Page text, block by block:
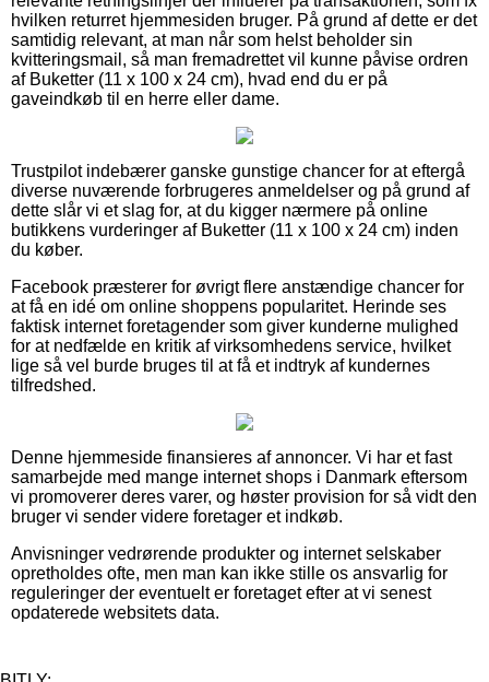
hvilken returret hjemmesiden bruger. På grund af dette er det
samtidig relevant, at man når som helst beholder sin
kvitteringsmail, så man fremadrettet vil kunne påvise ordren
af Buketter (11 x 100 x 24 cm), hvad end du er på
gaveindkøb til en herre eller dame.
Trustpilot indebærer ganske gunstige chancer for at eftergå
diverse nuværende forbrugeres anmeldelser og på grund af
dette slår vi et slag for, at du kigger nærmere på online
butikkens vurderinger af Buketter (11 x 100 x 24 cm) inden
du køber.
Facebook præsterer for øvrigt flere anstændige chancer for
at få en idé om online shoppens popularitet. Herinde ses
faktisk internet foretagender som giver kunderne mulighed
for at nedfælde en kritik af virksomhedens service, hvilket
lige så vel burde bruges til at få et indtryk af kundernes
tilfredshed.
Denne hjemmeside finansieres af annoncer. Vi har et fast
samarbejde med mange internet shops i Danmark eftersom
vi promoverer deres varer, og høster provision for så vidt den
bruger vi sender videre foretager et indkøb.
Anvisninger vedrørende produkter og internet selskaber
opretholdes ofte, men man kan ikke stille os ansvarlig for
reguleringer der eventuelt er foretaget efter at vi senest
opdaterede websitets data.